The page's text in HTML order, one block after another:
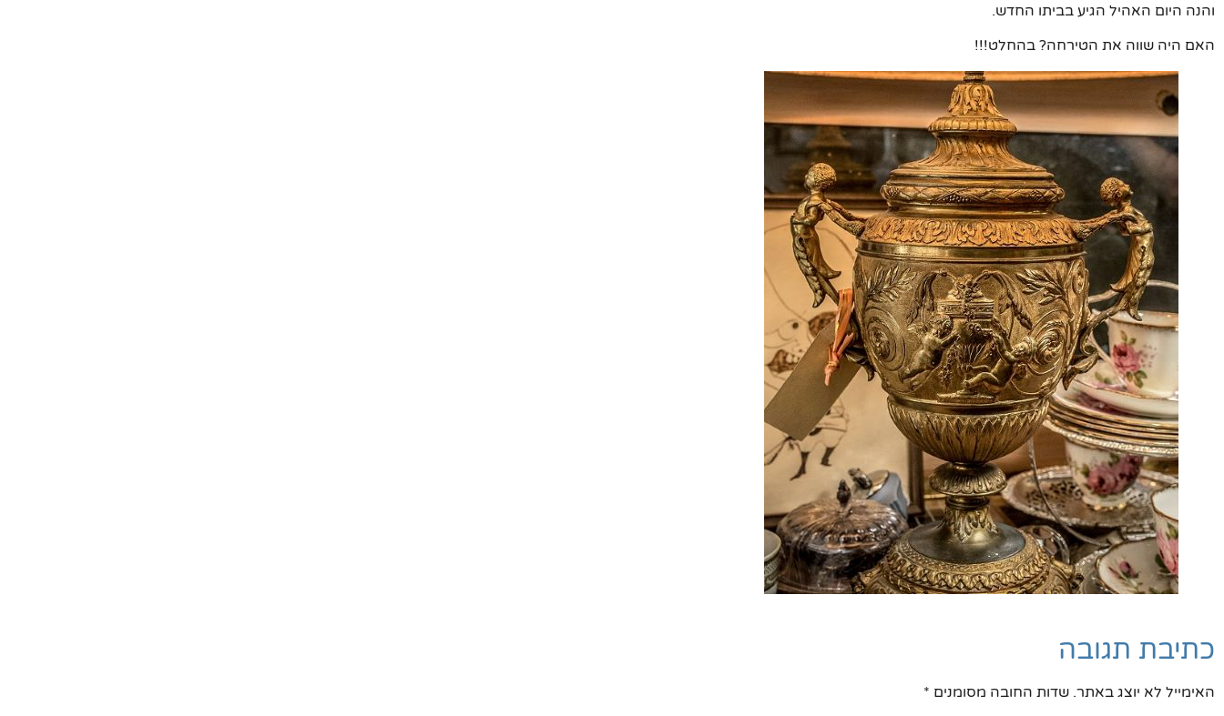
והנה היום האהיל הגיע בביתו החדש.
האם היה שווה את הטירחה? בהחלט!!!
כתיבת תגובה
האימייל לא יוצג באתר. שדות החובה מסומנים *